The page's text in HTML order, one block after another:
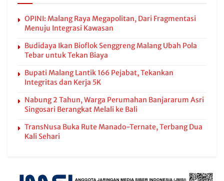
OPINI: Malang Raya Megapolitan, Dari Fragmentasi
Menuju Integrasi Kawasan
Budidaya Ikan Bioflok Senggreng Malang Ubah Pola
Tebar untuk Tekan Biaya
Bupati Malang Lantik 166 Pejabat, Tekankan
Integritas dan Kerja 5K
Nabung 2 Tahun, Warga Perumahan Banjararum Asri
Singosari Berangkat Melali ke Bali
TransNusa Buka Rute Manado-Ternate, Terbang Dua
Kali Sehari